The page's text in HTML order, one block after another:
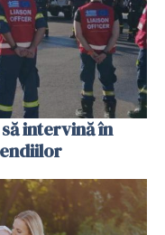
intervină în